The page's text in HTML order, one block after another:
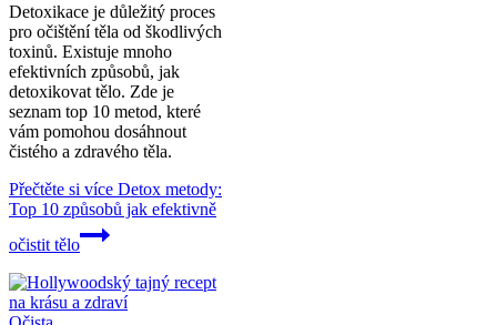
Detoxikace je důležitý proces
pro očištění těla od škodlivých
toxinů. Existuje mnoho
efektivních způsobů, jak
detoxikovat tělo. Zde je
seznam top 10 metod, které
vám pomohou dosáhnout
čistého a zdravého těla.
Přečtěte si více Detox metody:
Top 10 způsobů jak efektivně
očistit tělo